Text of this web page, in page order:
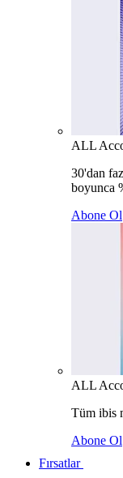
ALL
30'dan
boyunca
Abone Ol
ALL
Tüm ibis
Abone Ol
Fırsatlar